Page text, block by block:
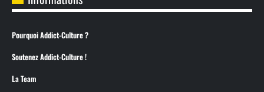
Pourquoi Addict-Culture ?
Soutenez Addict-Culture !
La Team